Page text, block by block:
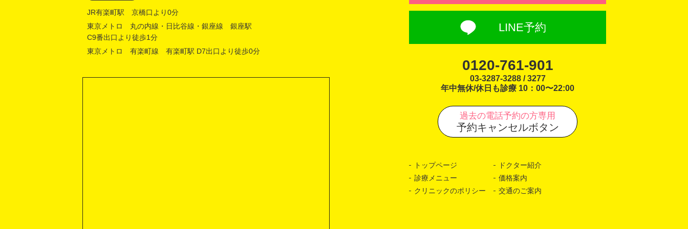
JR有楽町駅 京橋口より0分
東京メトロ 丸の内線・日比谷線・銀座線 銀座駅
C9番出口より徒歩1分
東京メトロ 有楽町線 有楽町駅 D7出口より徒歩0分
LINE予約
0120-761-901
03-3287-3288 / 3277
年中無休/休日も診療 10：00〜22:00
過去の電話予約の方専用
予約キャンセルボタン
トップページ
ドクター紹介
診療メニュー
価格案内
クリニックのポリシー
交通のご案内